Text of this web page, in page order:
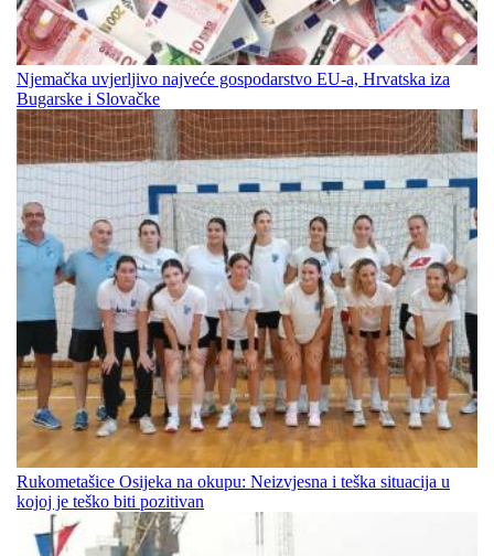
Njemačka uvjerljivo najveće gospodarstvo EU-a, Hrvatska iza
Bugarske i Slovačke
Rukometašice Osijeka na okupu: Neizvjesna i teška situacija u
kojoj je teško biti pozitivan